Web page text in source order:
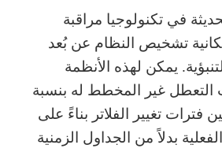
في تكنولوجيا مراقبة
تشخيص النظام عن بُعد
يمكن لهذه الأنظمة
التعطل غير المخطط له بنسبة
فترات تغيير الفلاتر بناءً على
بدلاً من الجداول الزمنية